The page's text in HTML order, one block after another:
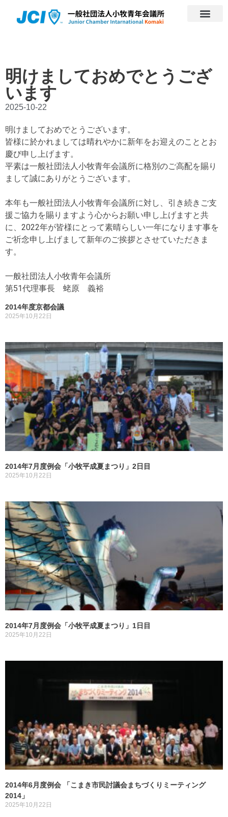
明けましておめでとうござ
います
2025-10-22
明けましておめでとうございます。
皆様に於かれましては晴れやかに新年をお迎えのこととお
慶び申し上げます。
平素は一般社団法人小牧青年会議所に格別のご高配を賜り
まして誠にありがとうございます。
本年も一般社団法人小牧青年会議所に対し、引き続きご支
援ご協力を賜りますよう心からお願い申し上げますと共
に、2022年が皆様にとって素晴らしい一年になります事を
ご祈念申し上げまして新年のご挨拶とさせていただきま
す。
一般社団法人小牧青年会議所
第51代理事長 蛯原 義裕
2014年度京都会議
2025年10月22日
2014年7月度例会「小牧平成夏まつり」2日目
2025年10月22日
2014年7月度例会「小牧平成夏まつり」1日目
2025年10月22日
2014年6月度例会 「こまき市民討議会まちづくりミーティング
2014」
2025年10月22日